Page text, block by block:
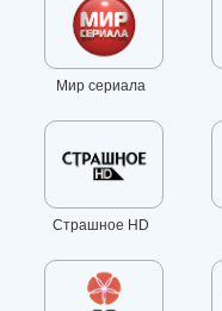
Мир сериала
Страшное HD